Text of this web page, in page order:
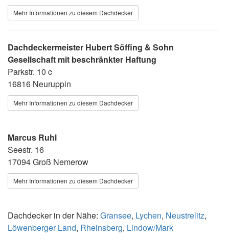
Mehr Informationen zu diesem Dachdecker
Dachdeckermeister Hubert Söffing & Sohn
Gesellschaft mit beschränkter Haftung
Parkstr. 10 c
16816 Neuruppin
Mehr Informationen zu diesem Dachdecker
Marcus Ruhl
Seestr. 16
17094 Groß Nemerow
Mehr Informationen zu diesem Dachdecker
Dachdecker in der Nähe: Gransee, Lychen, Neustrelitz,
Löwenberger Land, Rheinsberg, Lindow/Mark